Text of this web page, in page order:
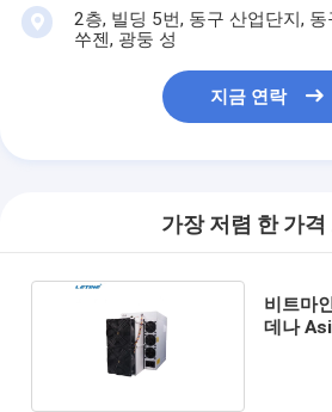
2층, 빌딩 5번, 동구 산업단지,
쑤젠, 광둥 성
지금 연락
가장 저렴 한 가격
비트마
데나